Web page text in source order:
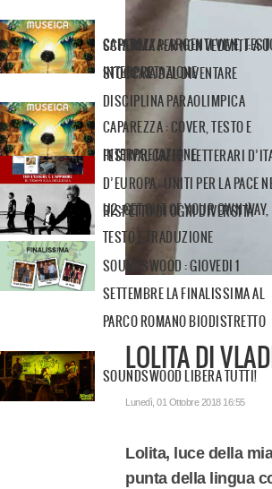
LOLITA DI
Lunedì, 01 Ottobre 2018 16:55
Lolita, luce della
punta della lingua
SCHERMA PER NON VEDENTI: A
STOCCATA DAL DIVENTARE
DISCIPLINA PARAOLIMPICA
FESTIVAL CAFFE’ LETTERARI
D’EUROPA - UNITI PER LA PACE
RISPETTO DI OGNI DIVERSITÀ
SOUNDSWOOD : GIOVEDI 1
SETTEMBRE LA FINALISSIMA AL
PARCO ROMANO BIODISTRETTO
SOUNDSWOOD LIBERA TUTTI!
CAPAREZZA: ARGENTI VIVE,
INTERPRETAZIONE
CAPAREZZA : COVER, TESTO E
INTERPRETAZIONE
U2 :GET OUT OF YOUR OWN WAY,
TESTO E TRADUZIONE